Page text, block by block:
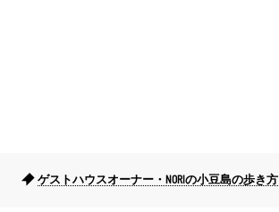
ゲストハウスオーナー・NORIの小豆島の歩き方